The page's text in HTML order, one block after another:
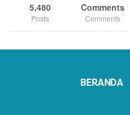
5,480
Posts
Comments
Comments
BERANDA